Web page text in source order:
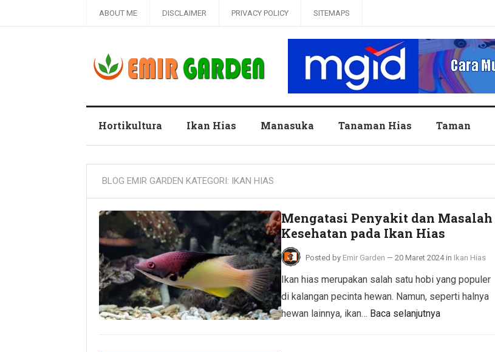
ABOUT ME DISCLAIMER PRIVACY POLICY SITEMAPS
Hortikultura Ikan Hias Manasuka Tanaman Hias Taman
BLOG EMIR GARDEN KATEGORI: IKAN HIAS
Mengatasi Penyakit dan Masalah
Kesehatan pada Ikan Hias
Posted by Emir Garden — 20 Maret 2024 in Ikan Hias
Ikan hias merupakan salah satu hobi yang populer
di kalangan pecinta hewan. Namun, seperti halnya
hewan lainnya, ikan… Baca selanjutnya